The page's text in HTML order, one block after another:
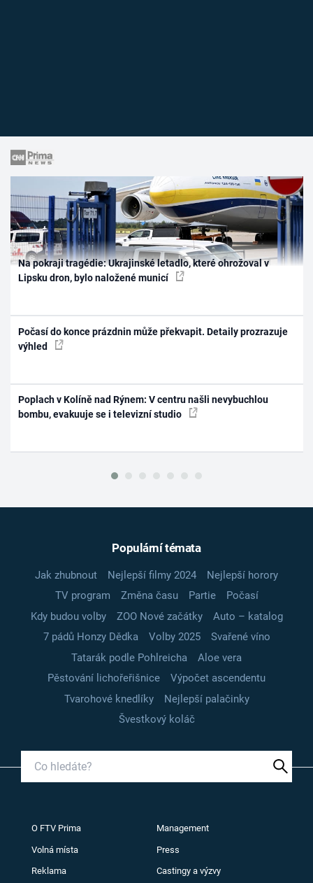
Na pokraji tragédie: Ukrajinské letadlo, které ohrožoval v
Lipsku dron, bylo naložené municí
Počasí do konce prázdnin může překvapit. Detaily prozrazuje
výhled
Poplach v Kolíně nad Rýnem: V centru našli nevybuchlou
bombu, evakuuje se i televizní studio
Populární témata
Jak zhubnout Nejlepší filmy 2024
Nejlepší horory
TV program
Změna času Partie
Počasí
Kdy budou volby
ZOO Nové začátky
Auto – katalog
7 pádů Honzy Dědka
Volby 2025
Svařené víno
Tatarák podle Pohlreicha
Aloe vera
Pěstování lichořeřišnice
Výpočet ascendentu
Tvarohové knedlíky
Nejlepší palačinky
Švestkový koláč
O FTV Prima Management
Volná místa Press
Reklama Castingy a výzvy